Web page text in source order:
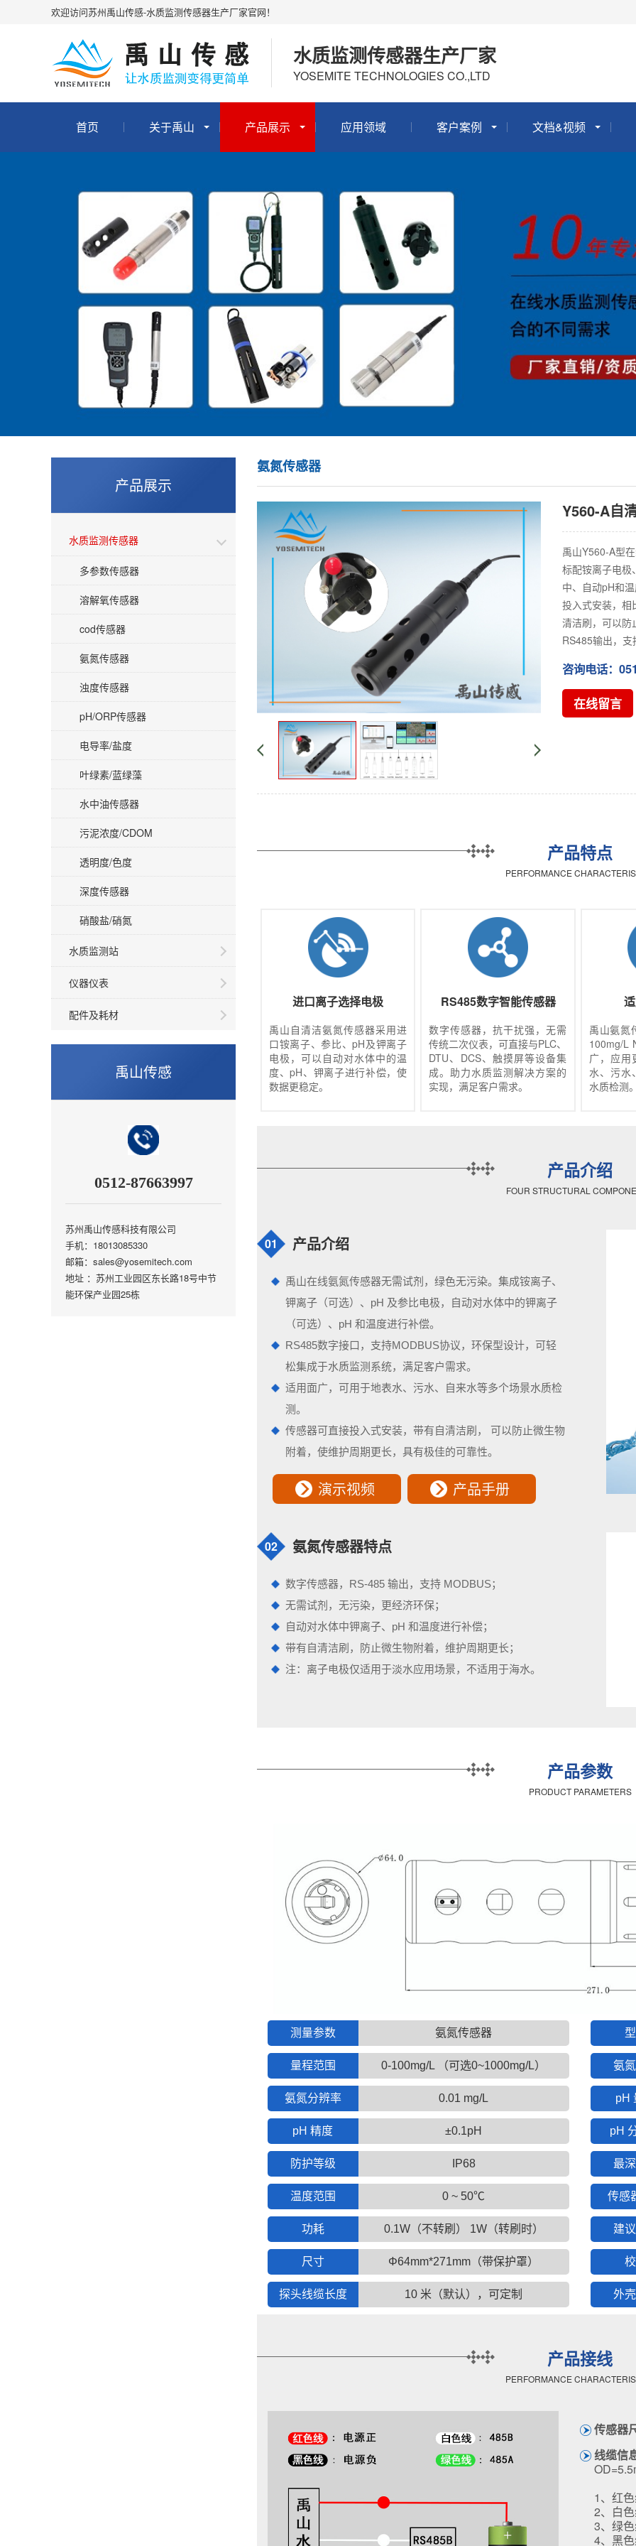
欢迎访问苏州禹山传感-水质监测传感器生产厂家官网！
水质监测传感器生产厂家
YOSEMITE TECHNOLOGIES CO.,LTD
首页 关于禹山 产品展示 应用领域 客户案例 文档&视频
产品展示
水质监测传感器
多参数传感器
溶解氧传感器
cod传感器
氨氮传感器
浊度传感器
pH/ORP传感器
电导率/盐度
叶绿素/蓝绿藻
水中油传感器
污泥浓度/CDOM
透明度/色度
深度传感器
硝酸盐/硝氮
水质监测站
仪器仪表
配件及耗材
禹山传感
0512-87663997
苏州禹山传感科技有限公司
手机：18013085330
邮箱：sales@yosemitech.com
地址 ：苏州工业园区东长路18号中节
能环保产业园25栋
氨氮传感器
Y560-A自
禹山Y560-A型
标配铵离子电极
中、自动pH和
投入式安装，相
清洁刷，可以防
RS485输出，
咨询电话：
在线留言
产品特点
PERFORMANCE
进口离子选择电极
禹山自清洁氨氮传感器采用进
口铵离子、参比、pH及钾离子
电极，可以自动对水体中的温
度、pH、钾离子进行补偿，使
数据更稳定。
RS485数字智能传感器
数字传感器，抗干扰强，无需
传统二次仪表，可直接与PLC、
DTU、DCS、触摸屏等设备集
成。助力水质监测解决方案的
实现，满足客户需求。
禹山氨氮
100mg/L
广，应用
水、污水
水质检测
产品介绍
FOUR STRUCTURAL
01 产品介绍
禹山在线氨氮传感器无需试剂，绿色无污染。集成铵离子、
钾离子（可选）、pH 及参比电极，自动对水体中的钾离子
（可选）、pH 和温度进行补偿。
RS485数字接口，支持MODBUS协议，环保型设计，可轻
松集成于水质监测系统，满足客户需求。
适用面广，可用于地表水、污水、自来水等多个场景水质检
测。
传感器可直接投入式安装，带有自清洁刷， 可以防止微生物
附着，使维护周期更长，具有极佳的可靠性。
演示视频 产品手册
02 氨氮传感器特点
数字传感器，RS-485 输出，支持 MODBUS；
无需试剂，无污染，更经济环保；
自动对水体中钾离子、pH 和温度进行补偿；
带有自清洁刷，防止微生物附着，维护周期更长；
注：离子电极仅适用于淡水应用场景，不适用于海水。
产品参数
PRODUCT PARAMETERS
测量参数 氨氮传感器
量程范围 0-100mg/L （可选0~1000mg/L） 氨
氨氮分辨率 0.01 mg/L pH
pH 精度 ±0.1pH pH
防护等级 IP68 最
温度范围 0 ~ 50℃ 传感
功耗 0.1W（不转刷） 1W（转刷时） 建
尺寸 Φ64mm*271mm（带保护罩）
探头线缆长度 10 米（默认），可定制 外
产品接线
PERFORMANCE
传感器
线缆信
1、红
2、白
3、绿
4、黑